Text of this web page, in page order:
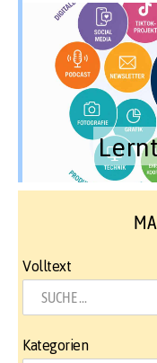
Volltext
Kategorien